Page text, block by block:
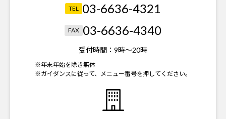
TEL 03-6636-4321
FAX 03-6636-4340
受付時間： 9時～20時
※年末年始を除き無休
※ガイダンスに従って、メニュー番号を押してください。